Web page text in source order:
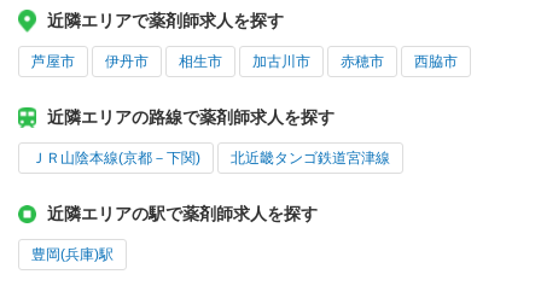
近隣エリアで薬剤師求人を探す
芦屋市 伊丹市 相生市 加古川市 赤穂市 西脇市
近隣エリアの路線で薬剤師求人を探す
ＪＲ山陰本線(京都－下関) 北近畿タンゴ鉄道宮津線
近隣エリアの駅で薬剤師求人を探す
豊岡(兵庫)駅